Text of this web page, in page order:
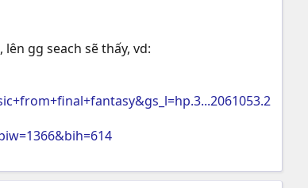
gg seach sẽ thấy, vd: